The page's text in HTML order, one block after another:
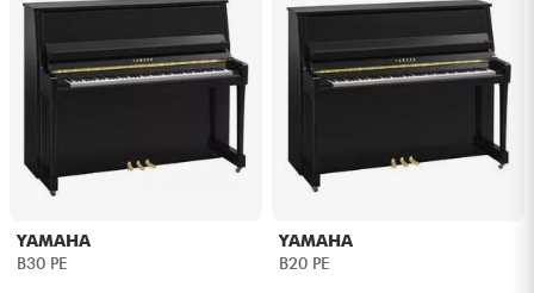
YAMAHA
B30 PE
YAMAHA
B20 PE